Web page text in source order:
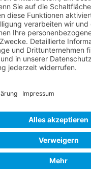
schwalm-eder.de
Schwalm-Eder